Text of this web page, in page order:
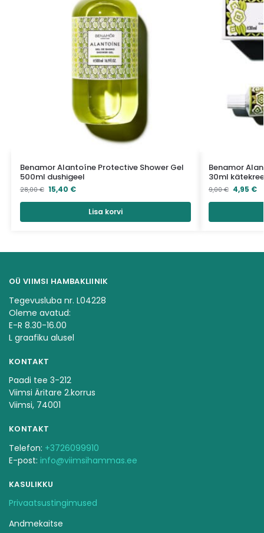
Benamor Alantoíne Protective Shower Gel
500ml dushigeel
28,00€ 15,40 €
Lisa korvi
Benamor
30ml
9,00€ 4,95 €
OÜ VIIMSI HAMBAKLIINIK
Tegevusluba nr. L04228
Oleme avatud:
E-R 8.30-16.00
L graafiku alusel
KONTAKT
Paadi tee 3-212
Viimsi Äritare 2.korrus
Viimsi, 74001
KONTAKT
Telefon: +3726099910
E-post: info@viimsihammas.ee
KASULIKKU
Privaatsustingimused
Andmekaitse